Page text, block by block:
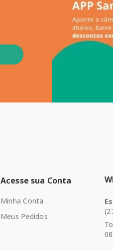
Acesse sua Conta
Minha Conta
Meus Pedidos